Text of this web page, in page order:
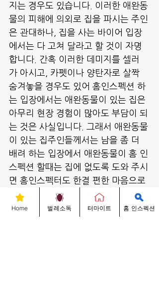
지는 경우도 있습니다. 이러한 애완동
물의 피해에 의외로 집을 파시는 주인
은 관대하나, 집을 사는 바이어 입장
에서는 다 고쳐 달라고 할 것이 자명
합니다. 간혹 이러한 데미지를 셀러
가 아시고, 카펫이나 양탄자로 살짝
숨겨놓을 경우도 있어 홈인스펙션 하
는 입장에서는 애완동물이 있는 집은
아무리 현장 경험이 많아도 부담이 되
는 것은 사실입니다. 그래서 애완동물
이 있는 집주인들께서는 남을 좀 더
배려 하는 입장에서 애완동물이 홈 인
스펙션 할때는 집에 없도록 도와 주시
면 홈인스펙터도 한결 편한 마음으로
홈인스펙션에 집중하리라 생각됩니
다.
Home 벌레소독 터마이트 홈 인스펙션